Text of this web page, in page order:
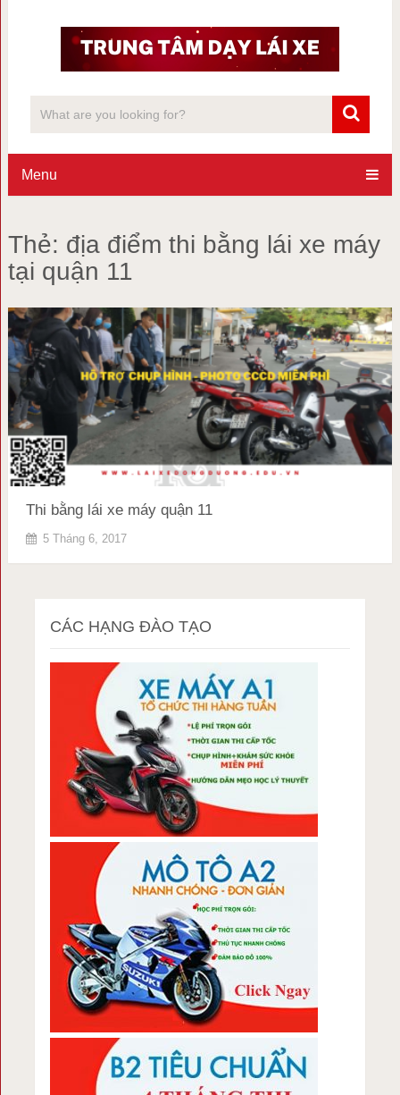
Menu
Thẻ: địa điểm thi bằng lái xe máy
tại quận 11
Thi bằng lái xe máy quận 11
5 Tháng 6, 2017
CÁC HẠNG ĐÀO TẠO